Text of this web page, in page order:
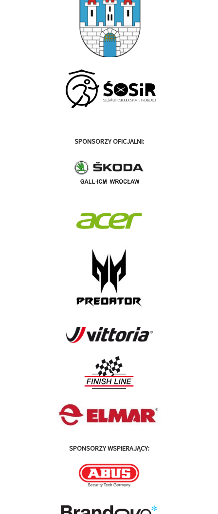
SPONSORZY OFICJALNI:
SPONSORZY WSPIERAJĄCY: